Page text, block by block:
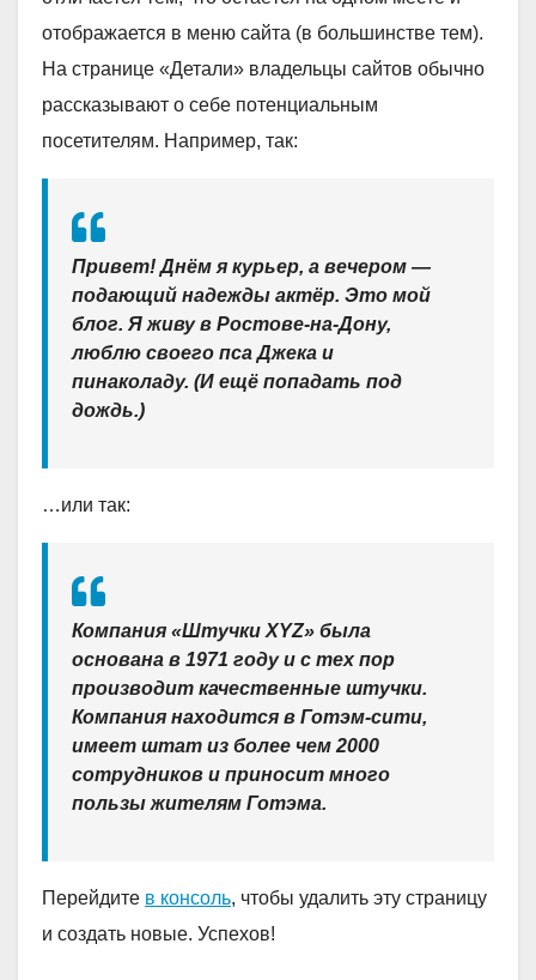
отображается в меню сайта (в большинстве тем).
На странице «Детали» владельцы сайтов обычно
рассказывают о себе потенциальным
посетителям. Например, так:
Привет! Днём я курьер, а вечером —
подающий надежды актёр. Это мой
блог. Я живу в Ростове-на-Дону,
люблю своего пса Джека и
пинаколаду. (И ещё попадать под
дождь.)
…или так:
Компания «Штучки XYZ» была
основана в 1971 году и с тех пор
производит качественные штучки.
Компания находится в Готэм-сити,
имеет штат из более чем 2000
сотрудников и приносит много
пользы жителям Готэма.
Перейдите в консоль, чтобы удалить эту страницу
и создать новые. Успехов!